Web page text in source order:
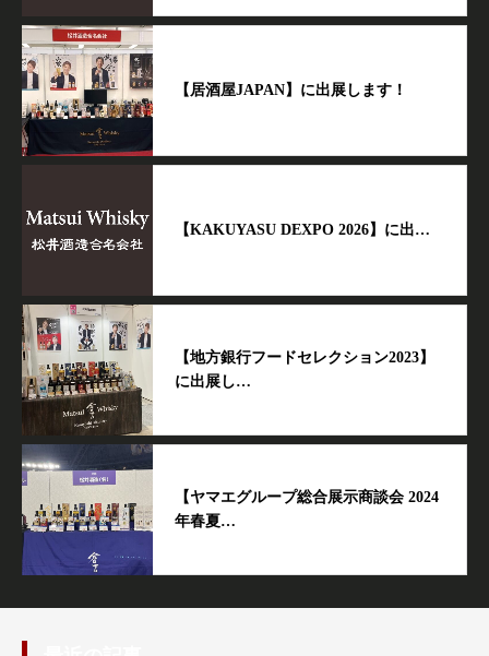
【居酒屋JAPAN】に出展します！
【KAKUYASU DEXPO 2026】に出…
【地方銀行フードセレクション2023】
に出展し…
【ヤマエグループ総合展示商談会 2024
年春夏…